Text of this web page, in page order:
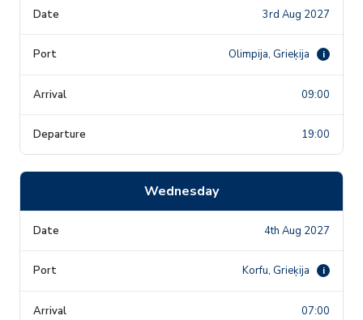
3rd Aug 2027
Olimpija, Grieķija i
09:00
19:00
Wednesday
4th Aug 2027
Korfu, Grieķija i
07:00